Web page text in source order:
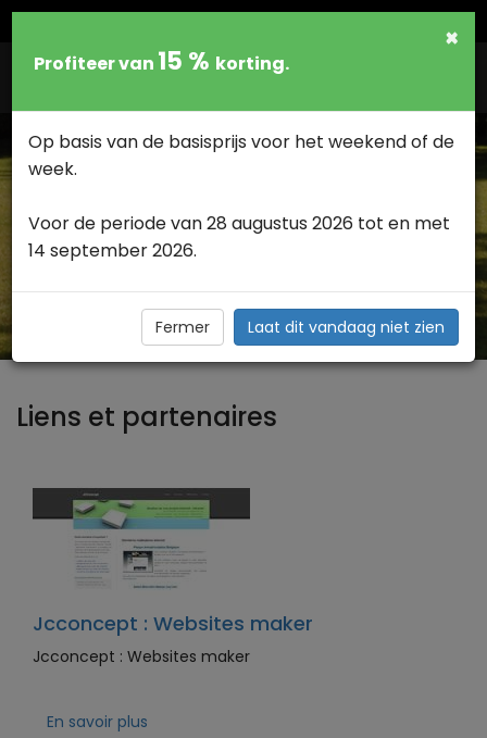
LES LIENS ET PARTENAIRES >
vétérinaire de Charleroi
Liens et partenaires
Jcconcept : Websites maker
Jcconcept : Websites maker
En savoir plus
×
Profiteer van 15 % korting.
Op basis van de basisprijs voor het weekend of de
week.
Voor de periode van 28 augustus 2026 tot en met
14 september 2026.
Fermer Laat dit vandaag niet zien